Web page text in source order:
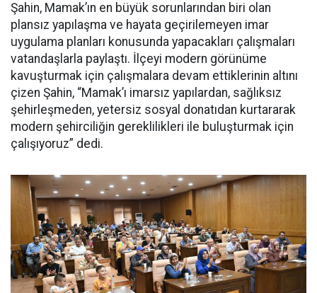
Şahin, Mamak’ın en büyük sorunlarından biri olan
plansız yapılaşma ve hayata geçirilemeyen imar
uygulama planları konusunda yapacakları çalışmaları
vatandaşlarla paylaştı. İlçeyi modern görünüme
kavuşturmak için çalışmalara devam ettiklerinin altını
çizen Şahin, “Mamak’ı imarsız yapılardan, sağlıksız
şehirleşmeden, yetersiz sosyal donatıdan kurtararak
modern şehirciliğin gereklilikleri ile buluşturmak için
çalışıyoruz” dedi.